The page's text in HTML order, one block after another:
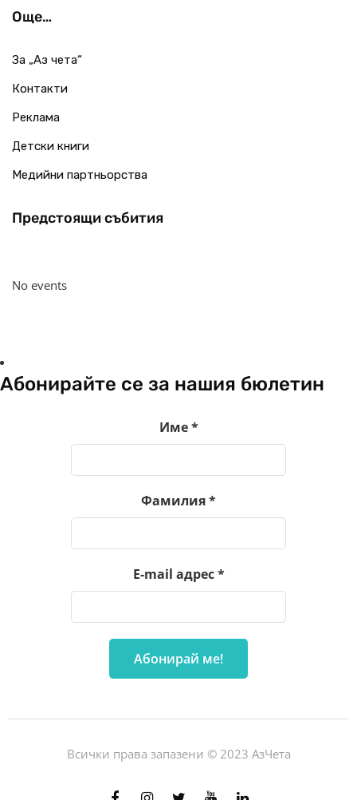
Още…
За „Аз чета“
Контакти
Реклама
Детски книги
Медийни партньорства
Предстоящи събития
No events
Абонирайте се за нашия бюлетин
Име*
Фамилия*
E-mail адрес*
Всички права запазени © 2023 АзЧета